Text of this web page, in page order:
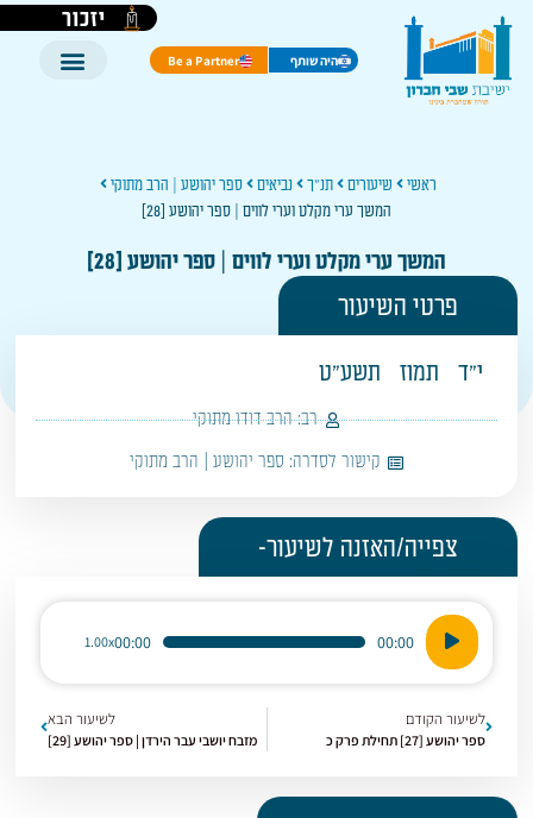
יזכור
היה שותף Be a Partner
ראשי שיעורים תנ"ך נביאים
ספר יהושע | הרב מתוקי
המשך ערי מקלט וערי לווים | ספר יהושע [28]
המשך ערי מקלט וערי לווים | ספר יהושע [28]
פרטי השיעור
י"ד תמוז תשע"ט
רב: הרב דודו מתוקי
קישור לסדרה: ספר יהושע | הרב מתוקי
צפייה/האזנה לשיעור-
נגן
אודיו
00:00
00:00
1.00x
לשיעור הקודם
ספר יהושע [27] תחילת פרק כ
לשיעור הבא
מזבח יושבי עבר הירדן | ספר יהושע [29]